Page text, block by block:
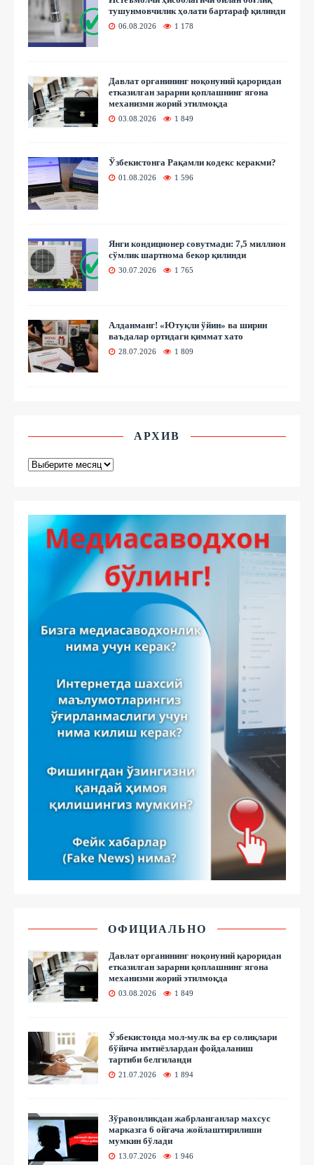
тушунмовчилик ҳолати бартараф қилинди
06.08.2026 1 178
Давлат органининг ноқонуний қароридан
етказилган зарарни қоплашнинг ягона
механизми жорий этилмоқда
03.08.2026 1 849
Ўзбекистонга Рақамли кодекс керакми?
01.08.2026 1 596
Янги кондиционер совутмади: 7,5 миллион
сўмлик шартнома бекор қилинди
30.07.2026 1 765
Алданманг! «Ютуқли ўйин» ва ширин
ваъдалар ортидаги қиммат хато
28.07.2026 1 809
АРХИВ
ОФИЦИАЛЬНО
Давлат органининг ноқонуний қароридан
етказилган зарарни қоплашнинг ягона
механизми жорий этилмоқда
03.08.2026 1 849
Ўзбекистонда мол-мулк ва ер солиқлари
бўйича имтиёзлардан фойдаланиш
тартиби белгиланди
21.07.2026 1 894
Зўравонликдан жабрланганлар махсус
марказга 6 ойгача жойлаштирилиши
мумкин бўлади
13.07.2026 1 946